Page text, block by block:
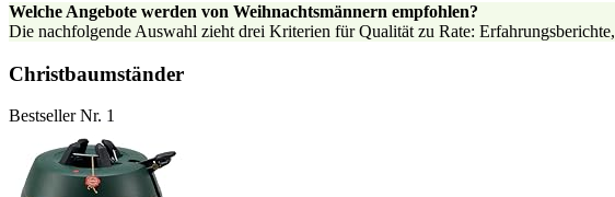
Welche Angebote werden von Weihnachtsmännern empfohlen?
Die nachfolgende Auswahl zieht drei Kriterien für Qualität zu Rate:
Christbaumständer
Bestseller Nr. 1